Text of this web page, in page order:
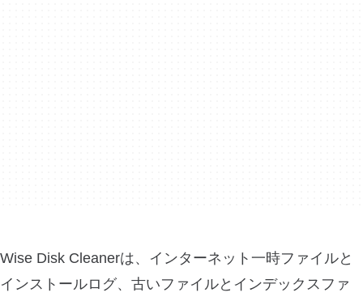
Wise Disk Cleanerは、インターネット一時ファイルと
インストールログ、古いファイルとインデックスファ